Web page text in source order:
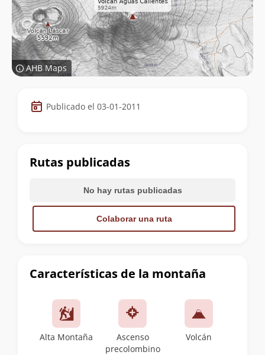
AHB Maps
Datos
de
cumbre
Publicado el 03-01-2011
Características de la montaña
Alta Montaña
Ascenso
precolombino
Volcán
Rutas publicadas
No hay rutas publicadas
Colaborar una ruta